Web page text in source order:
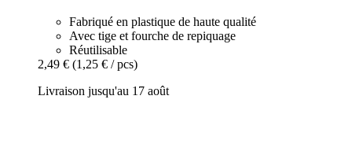
Fabriqué en plastique de haute qualité
Avec tige et fourche de repiquage
Réutilisable
2,49 € (1,25 € / pcs)
Livraison jusqu'au 17 août